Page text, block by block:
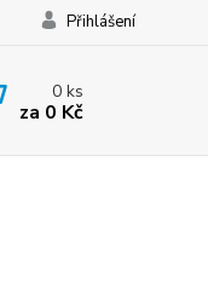
Přihlášení
0ks
za 0 Kč